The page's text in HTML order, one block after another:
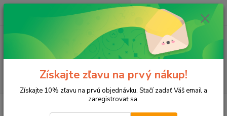
Menu
(Po-Pia, 8-17 hod.)
ks
za0 €
Filter MICRO 13mm RN
Získajte zľavu na prvý nákup!
Získajte 10% zľavu na prvú objednávku. Stačí zadať Váš email a
zaregistrovať sa.